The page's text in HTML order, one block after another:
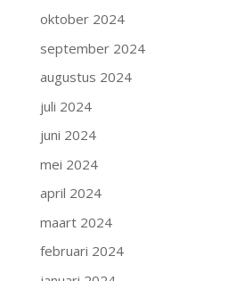
oktober 2024
september 2024
augustus 2024
juli 2024
juni 2024
mei 2024
april 2024
maart 2024
februari 2024